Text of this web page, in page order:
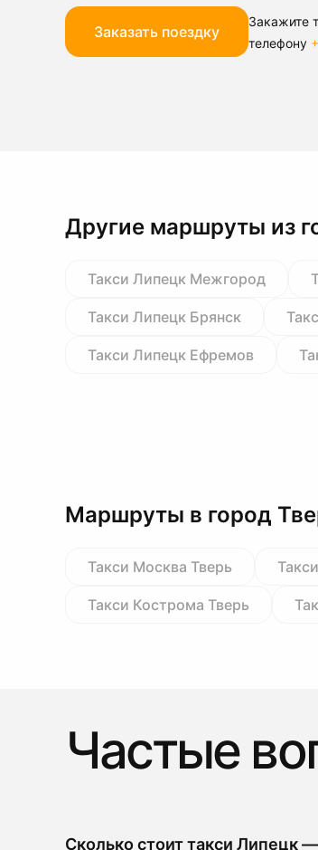
Заказать поездку
Закажите
телефону
Другие маршруты из
Такси Липецк Межгород
Такси Липецк Брянск
Такси Липецк Ефремов
Маршруты в город
Такси Москва Тверь
Такси Кострома Тверь
Частые
Сколько стоит такси Липецк